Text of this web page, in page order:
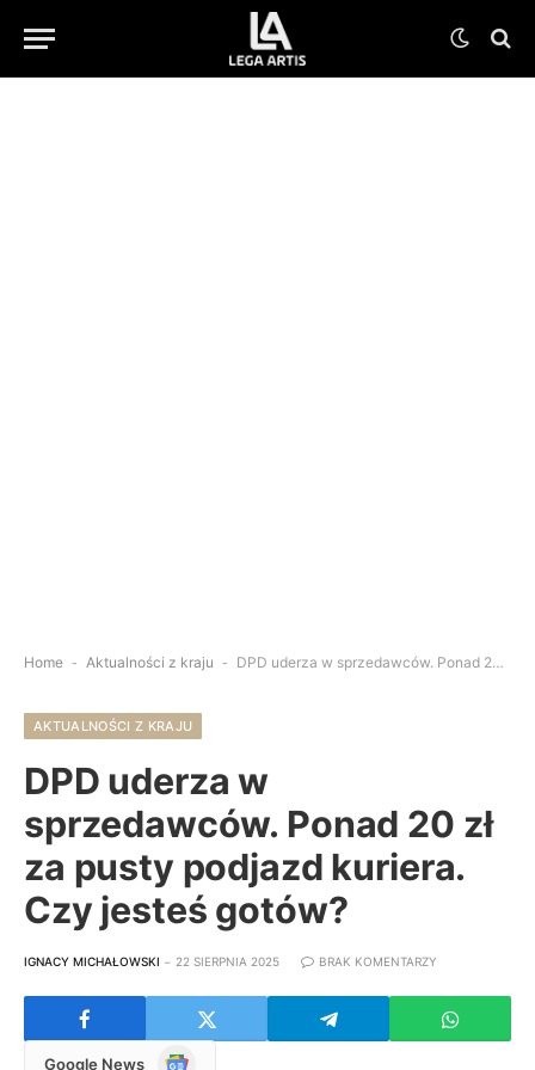
Home - Aktualności z kraju - DPD uderza w sprzedawców. Ponad 20 zł za pusty podjazd kuriera. Czy jesteś gotów?
AKTUALNOŚCI Z KRAJU
DPD uderza w
sprzedawców. Ponad 20 zł
za pusty podjazd kuriera.
Czy jesteś gotów?
IGNACY MICHAŁOWSKI 22 SIERPNIA 2025 BRAK KOMENTARZY
Google News Google